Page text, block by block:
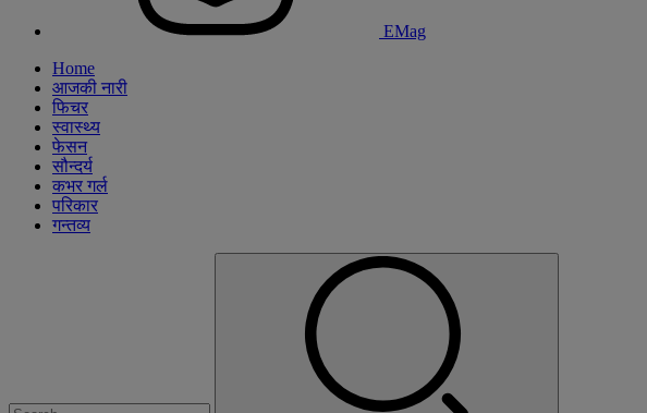
EMag
Home
आजकी नारी
फिचर
स्वास्थ्य
फेसन
सौन्दर्य
कभर गर्ल
परिकार
गन्तव्य